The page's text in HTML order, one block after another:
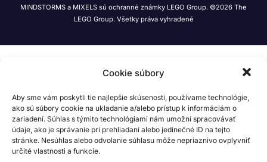
Cookie súbory
Aby sme vám poskytli tie najlepšie skúsenosti, používame technológie,
ako sú súbory cookie na ukladanie a/alebo prístup k informáciám o
zariadení. Súhlas s týmito technológiami nám umožní spracovávať
údaje, ako je správanie pri prehliadaní alebo jedinečné ID na tejto
stránke. Nesúhlas alebo odvolanie súhlasu môže nepriaznivo ovplyvniť
určité vlastnosti a funkcie.
MINDSTORMS a MIXELS sú ochranné známky LEGO Group. ©2026 The
LEGO Group. Všetky práva vyhradené